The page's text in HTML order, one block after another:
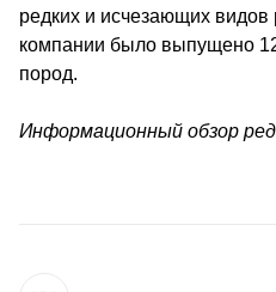
редких и исчезающих
компании было выпущено
пород.
Информационный обзор